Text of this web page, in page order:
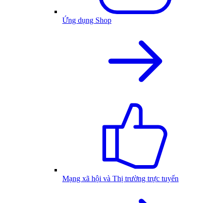
Ứng dụng Shop
Mạng xã hội và Thị trường trực tuyến